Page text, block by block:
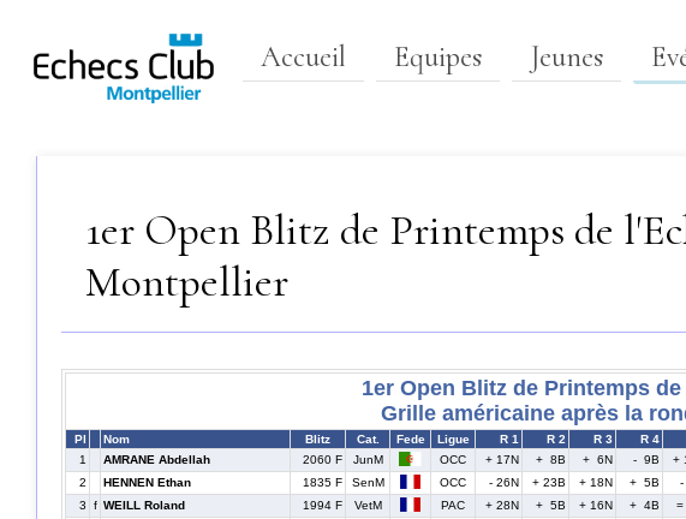
Accueil Equipes Jeunes
1er Open Blitz de Printemps de
Montpellier
1er Open Blitz de Printemps de
Grille américaine après la
Pl Nom Blitz Cat. Fede Ligue R 1 R 2 R 3 R 4
1
AMRANE Abdellah 2060 F JunM OCC + 17N + 8B + 6N - 9B +
2
HENNEN Ethan 1835 F SenM OCC - 26N + 23B + 18N + 5B
3
f WEILL Roland 1994 F VetM PAC + 28N + 5B + 16N + 4B